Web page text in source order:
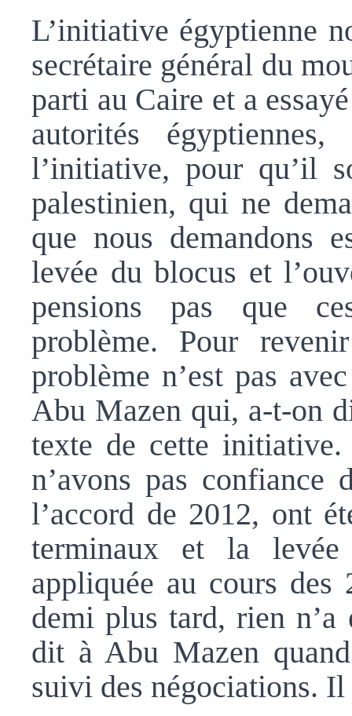
L’initiative égyptienne
secrétaire général du
parti au Caire et a
autorités
l’initiative, pour qu’il
palestinien, qui ne
que nous demandons
levée du blocus et
pensions pas que
problème. Pour
problème n’est pas
Abu Mazen qui, a-t-on
texte de cette
n’avons pas confiance
l’accord de 2012, ont
terminaux et la
appliquée au cours des
demi plus tard, rien n’a
dit à Abu Mazen
suivi des négociations.